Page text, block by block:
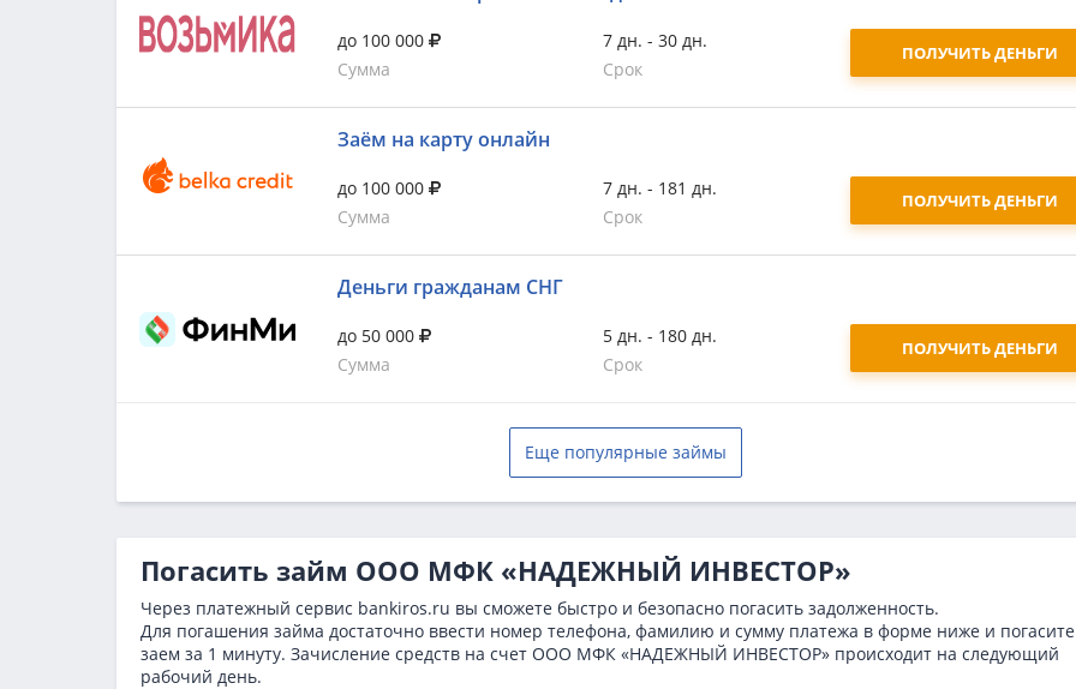
до 100 000
Сумма
7 дн. - 30 дн.
Срок
ПОЛУЧИТЬ ДЕНЬГИ
Заём на карту онлайн
до 100 000
Сумма
7 дн. - 181 дн.
Срок
ПОЛУЧИТЬ ДЕНЬГИ
Деньги гражданам СНГ
до 50 000
Сумма
5 дн. - 180 дн.
Срок
ПОЛУЧИТЬ ДЕНЬГИ
Еще популярные займы
Погасить займ ООО МФК «НАДЕЖНЫЙ ИНВЕСТОР»
Через платежный сервис bаnkiros.ru вы сможете быстро и безопасно погасить задолженность.
Для погашения займа достаточно ввести номер телефона, фамилию и сумму платежа в форме ниже и погасите
заем за 1 минуту. Зачисление средств на счет ООО МФК «НАДЕЖНЫЙ ИНВЕСТОР» происходит на следующий
рабочий день.